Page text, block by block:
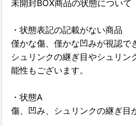
未開封BOX商品の状態について
・状態表記の記載がない商品
僅かな傷、僅かな凹みが視認で
シュリンクの継ぎ目やシュリン
能性もございます。
・状態A
傷、凹み、シュリンクの継ぎ目